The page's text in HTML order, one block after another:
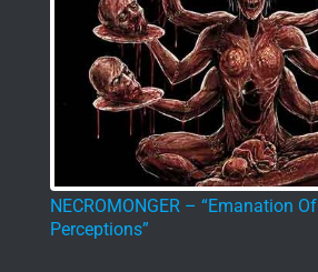
NECROMONGER – “Emanation
Perceptions”